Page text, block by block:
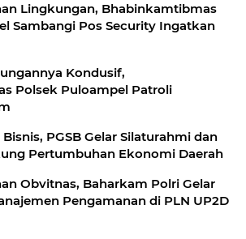
Lingkungan, Bhabinkamtibmas
Sambangi Pos Security Ingatkan
Kondusif,
Polsek Puloampel Patroli
PGSB Gelar Silaturahmi dan
Pertumbuhan Ekonomi Daerah
Obvitnas, Baharkam Polri Gelar
Pengamanan di PLN UP2D